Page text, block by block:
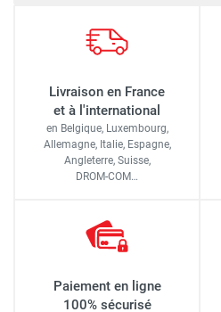
Livraison en France
et à l'international
en Belgique, Luxembourg,
Allemagne, Italie, Espagne,
Angleterre, Suisse,
DROM-COM…
Paiement en ligne
100% sécurisé